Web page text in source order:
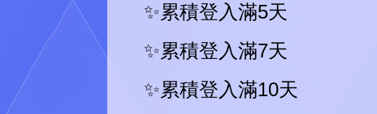
✨累積登入滿5天
✨累積登入滿7天
✨累積登入滿10天